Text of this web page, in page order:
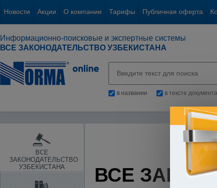
Новости Акции О компании Тарифы Публичная оферта
Информационно-поисковые и экспертные системы
ВСЕ ЗАКОНОДАТЕЛЬСТВО УЗБЕКИСТАНА
в названии в тексте документа
ВСЕ
ЗАКОНОДАТЕЛЬСТВО
УЗБЕКИСТАНА
ВСЕ